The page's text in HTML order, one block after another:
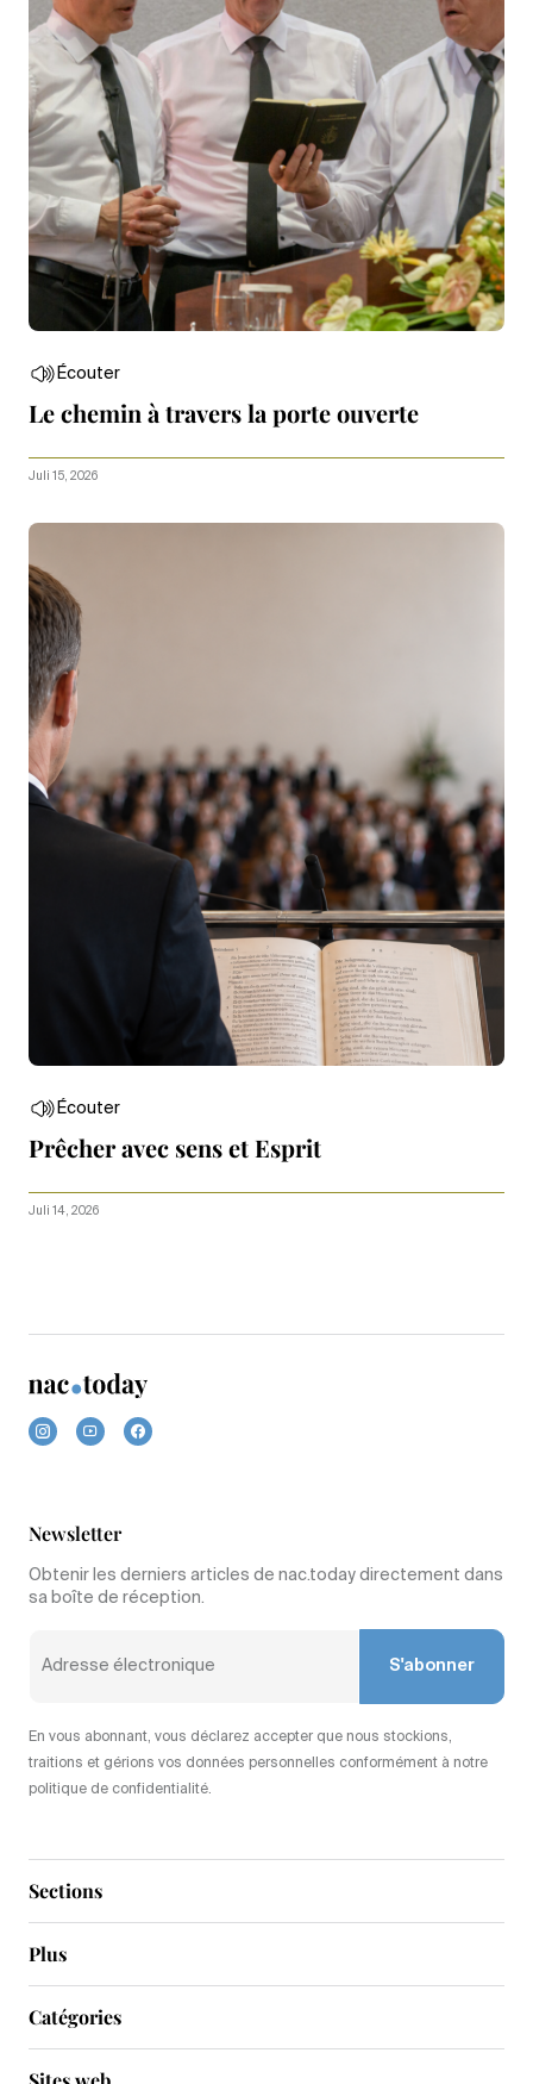
Écouter
Le chemin à travers la porte ouverte
Juli 15, 2026
Écouter
Prêcher avec sens et Esprit
Juli 14, 2026
Sections
Plus
Newsletter
Obtenir les derniers articles de nac.today directement dans
sa boîte de réception.
S'abonner
En vous abonnant, vous déclarez accepter que nous stockions,
traitions et gérions vos données personnelles conformément à notre
politique de confidentialité.
Catégories